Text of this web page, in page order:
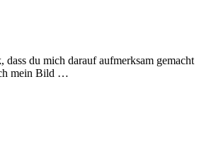
dass du mich darauf aufmerksam gemacht
mein Bild …